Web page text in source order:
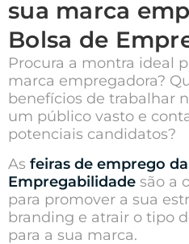
sua marca
Bolsa de
Procura a montra ideal
marca empregadora?
benefícios de trabalhar
um público vasto e
potenciais candidatos?
As feiras de emprego
Empregabilidade são a
para promover a sua
branding e atrair o tipo
para a sua marca.